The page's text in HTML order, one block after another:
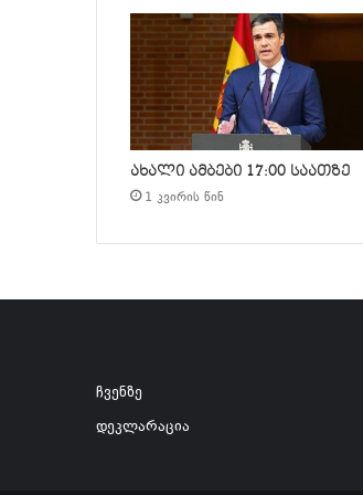
ახალი ამბები 17:00 საათზე
1 კვირის წინ
ჩვენზე
დეკლარაცია